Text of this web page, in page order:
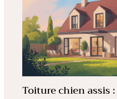
Toiture chien assis